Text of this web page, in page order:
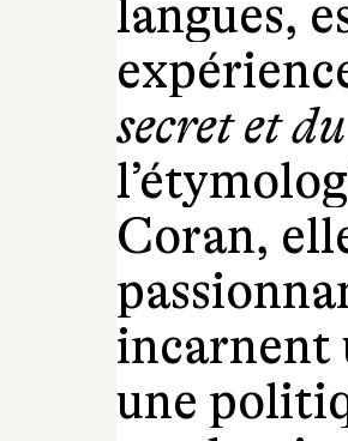
langues,
secret et
Coran,
incarnent
une